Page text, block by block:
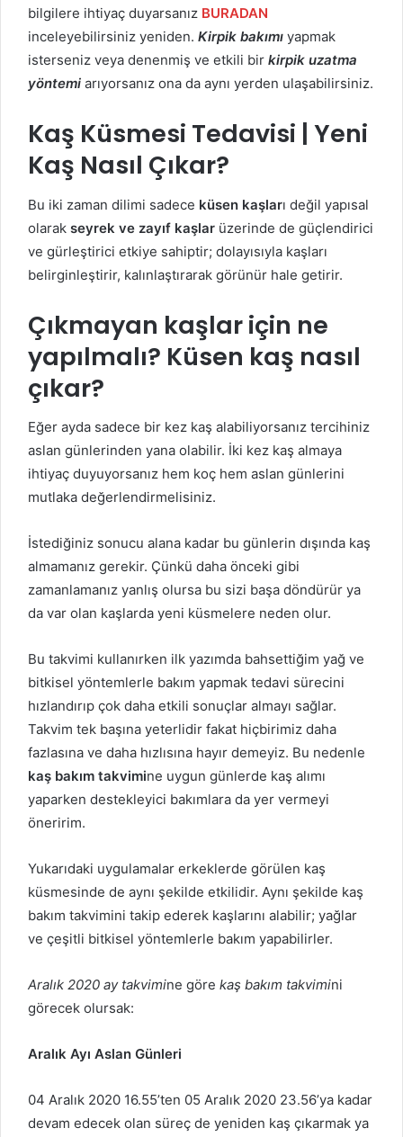
bilgilere ihtiyaç duyarsanız BURADAN
inceleyebilirsiniz yeniden. Kirpik bakımı yapmak
isterseniz veya denenmiş ve etkili bir kirpik uzatma
yöntemi arıyorsanız ona da aynı yerden ulaşabilirsiniz.
Kaş Küsmesi Tedavisi | Yeni
Kaş Nasıl Çıkar?
Bu iki zaman dilimi sadece küsen kaşları değil yapısal
olarak seyrek ve zayıf kaşlar üzerinde de güçlendirici
ve gürleştirici etkiye sahiptir; dolayısıyla kaşları
belirginleştirir, kalınlaştırarak görünür hale getirir.
Çıkmayan kaşlar için ne
yapılmalı? Küsen kaş nasıl
çıkar?
Eğer ayda sadece bir kez kaş alabiliyorsanız tercihiniz
aslan günlerinden yana olabilir. İki kez kaş almaya
ihtiyaç duyuyorsanız hem koç hem aslan günlerini
mutlaka değerlendirmelisiniz.
İstediğiniz sonucu alana kadar bu günlerin dışında kaş
almamanız gerekir. Çünkü daha önceki gibi
zamanlamanız yanlış olursa bu sizi başa döndürür ya
da var olan kaşlarda yeni küsmelere neden olur.
Bu takvimi kullanırken ilk yazımda bahsettiğim yağ ve
bitkisel yöntemlerle bakım yapmak tedavi sürecini
hızlandırıp çok daha etkili sonuçlar almayı sağlar.
Takvim tek başına yeterlidir fakat hiçbirimiz daha
fazlasına ve daha hızlısına hayır demeyiz. Bu nedenle
kaş bakım takvimine uygun günlerde kaş alımı
yaparken destekleyici bakımlara da yer vermeyi
öneririm.
Yukarıdaki uygulamalar erkeklerde görülen kaş
küsmesinde de aynı şekilde etkilidir. Aynı şekilde kaş
bakım takvimini takip ederek kaşlarını alabilir; yağlar
ve çeşitli bitkisel yöntemlerle bakım yapabilirler.
Aralık 2020 ay takvimine göre kaş bakım takvimini
görecek olursak:
Aralık Ayı Aslan Günleri
04 Aralık 2020 16.55’ten 05 Aralık 2020 23.56’ya kadar
devam edecek olan süreç de yeniden kaş çıkarmak ya